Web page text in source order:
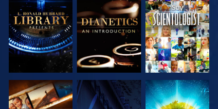
EXPLORA LAS
SERIES
EXPLORA LAS
SERIES
VE